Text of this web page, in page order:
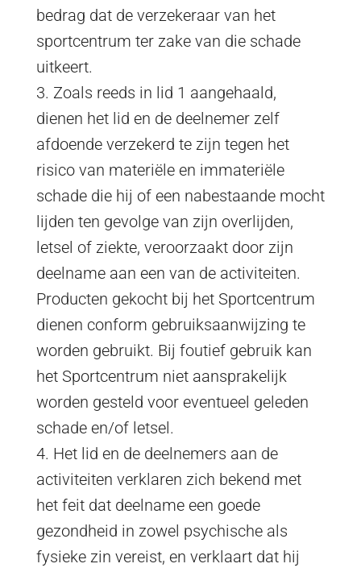
bedrag dat de verzekeraar van het
sportcentrum ter zake van die schade
uitkeert.
3. Zoals reeds in lid 1 aangehaald,
dienen het lid en de deelnemer zelf
afdoende verzekerd te zijn tegen het
risico van materiële en immateriële
schade die hij of een nabestaande mocht
lijden ten gevolge van zijn overlijden,
letsel of ziekte, veroorzaakt door zijn
deelname aan een van de activiteiten.
Producten gekocht bij het Sportcentrum
dienen conform gebruiksaanwijzing te
worden gebruikt. Bij foutief gebruik kan
het Sportcentrum niet aansprakelijk
worden gesteld voor eventueel geleden
schade en/of letsel.
4. Het lid en de deelnemers aan de
activiteiten verklaren zich bekend met
het feit dat deelname een goede
gezondheid in zowel psychische als
fysieke zin vereist, en verklaart dat hij